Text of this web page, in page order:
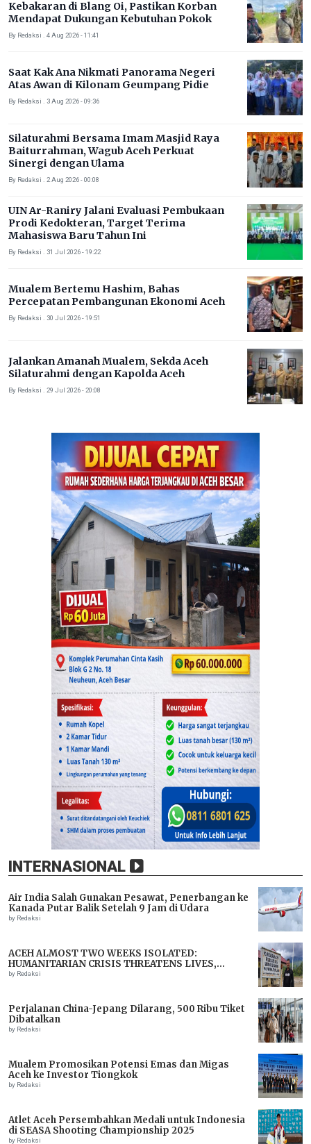
Kebakaran di Blang Oi, Pastikan Korban
Mendapat Dukungan Kebutuhan Pokok
By Redaksi . 4 Aug 2026 - 11:41
Saat Kak Ana Nikmati Panorama Negeri
Atas Awan di Kilonam Geumpang Pidie
By Redaksi . 3 Aug 2026 - 09:36
Silaturahmi Bersama Imam Masjid Raya
Baiturrahman, Wagub Aceh Perkuat
Sinergi dengan Ulama
By Redaksi . 2 Aug 2026 - 00:08
UIN Ar-Raniry Jalani Evaluasi Pembukaan
Prodi Kedokteran, Target Terima
Mahasiswa Baru Tahun Ini
By Redaksi . 31 Jul 2026 - 19:22
Mualem Bertemu Hashim, Bahas
Percepatan Pembangunan Ekonomi Aceh
By Redaksi . 30 Jul 2026 - 19:51
Jalankan Amanah Mualem, Sekda Aceh
Silaturahmi dengan Kapolda Aceh
By Redaksi . 29 Jul 2026 - 20:08
INTERNASIONAL
Air India Salah Gunakan Pesawat, Penerbangan ke
Kanada Putar Balik Setelah 9 Jam di Udara
by Redaksi
ACEH ALMOST TWO WEEKS ISOLATED:
HUMANITARIAN CRISIS THREATENS LIVES,
IMMEDIATE ASSISTANCE URGENTLY NEEDED
by Redaksi
Perjalanan China-Jepang Dilarang, 500 Ribu Tiket
Dibatalkan
by Redaksi
Mualem Promosikan Potensi Emas dan Migas
Aceh ke Investor Tiongkok
by Redaksi
Atlet Aceh Persembahkan Medali untuk Indonesia
di SEASA Shooting Championship 2025
by Redaksi